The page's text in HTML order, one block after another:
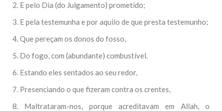
2. E pelo Dia (do Julgamento) prometido;
3. E pela testemunha e por aquilo de que presta testemunho;
4. Que pereçam os donos do fosso,
5. Do fogo, com (abundante) combustível.
6. Estando eles sentados ao seu redor,
7. Presenciando o que fizeram contra os crentes,
8. Maltrataram-nos, porque acreditavam em Allah, o